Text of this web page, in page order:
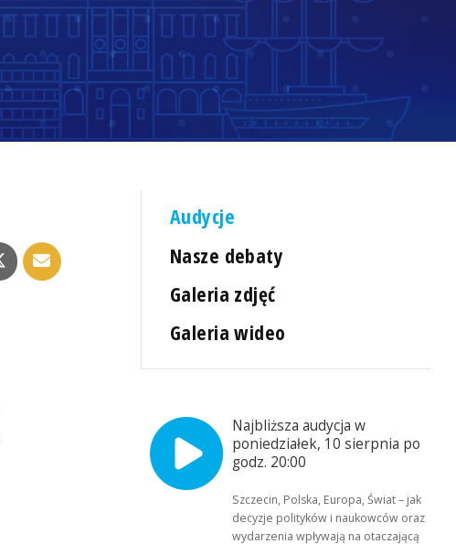
Audycje
Nasze debaty
Galeria zdjęć
Galeria wideo
Najbliższa audycja w
poniedziałek, 10 sierpnia po
godz. 20:00
Szczecin, Polska, Europa, Świat – jak
decyzje polityków i naukowców oraz
wydarzenia wpływają na otaczającą